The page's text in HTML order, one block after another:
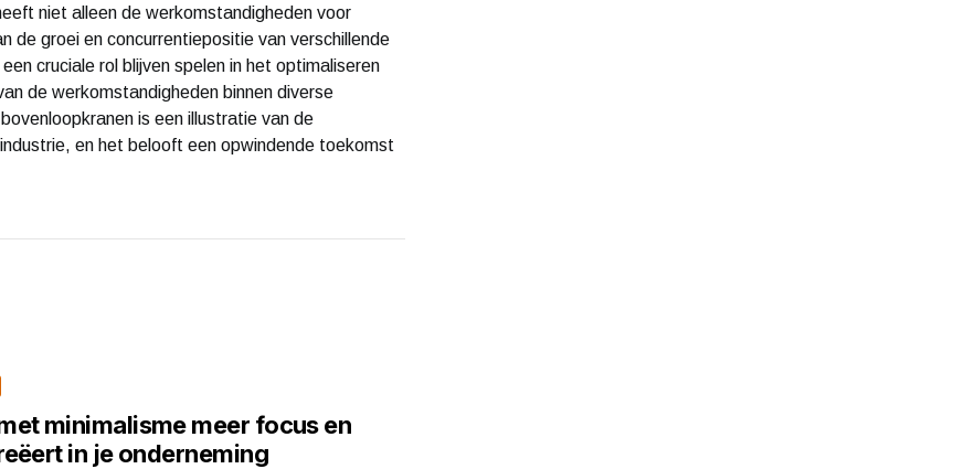
niet alleen de werkomstandigheden voor
groei en concurrentiepositie van verschillende
cruciale rol blijven spelen in het optimaliseren
de werkomstandigheden binnen diverse
is een illustratie van de
en het belooft een opwindende toekomst
minimalisme meer focus en
in je onderneming